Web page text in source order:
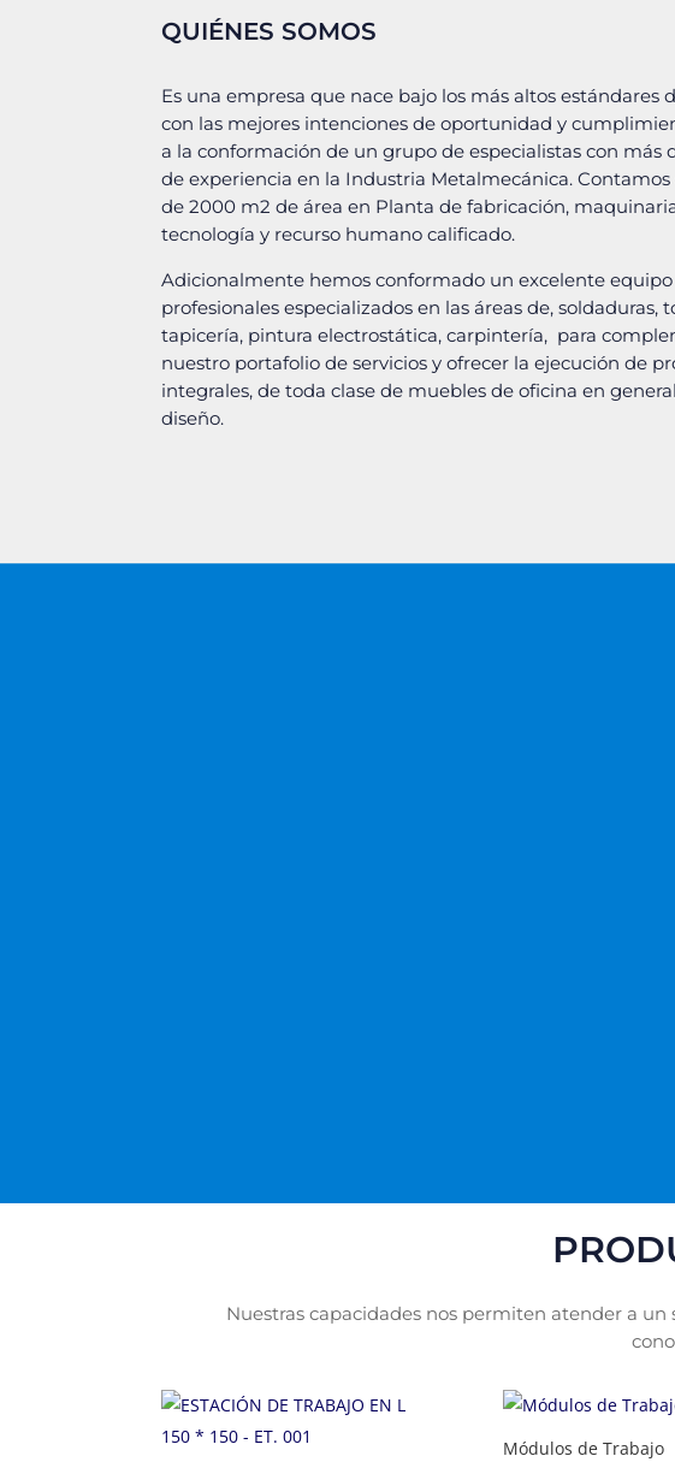
QUIÉNES SOMOS
Es una empresa que nace bajo los más altos estándares
con las mejores intenciones de oportunidad y
a la conformación de un grupo de especialistas con más
de experiencia en la Industria Metalmecánica. Contamos
de 2000 m2 de área en Planta de fabricación,
tecnología y recurso humano calificado.
Adicionalmente hemos conformado un excelente
profesionales especializados en las áreas de, soldaduras,
tapicería, pintura electrostática, carpintería, para
nuestro portafolio de servicios y ofrecer la ejecución de
integrales, de toda clase de muebles de oficina en
diseño.
Nuestras capacidades nos permiten atender a
Módulos de Trabajo